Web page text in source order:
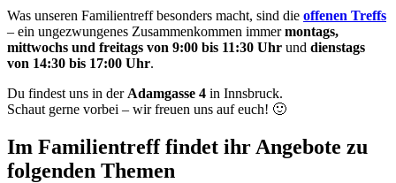
Was unseren Familientreff besonders macht, sind die offenen Treffs
– ein ungezwungenes Zusammenkommen immermontags,
mittwochs und freitags von 9:00 bis 11:30 Uhr und dienstags
von 14:30 bis 17:00 Uhr.
Du findest uns in der Adamgasse 4 in Innsbruck.
Schaut gerne vorbei – wir freuen uns auf euch! 🙂
Im Familientreff findet ihr Angebote zu
folgenden Themen